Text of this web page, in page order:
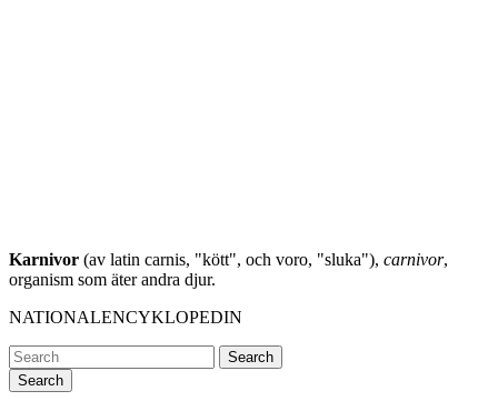
Karnivor (av latin carnis, "kött", och voro, "sluka"), carnivor,
organism som äter andra djur.
NATIONALENCYKLOPEDIN
Search